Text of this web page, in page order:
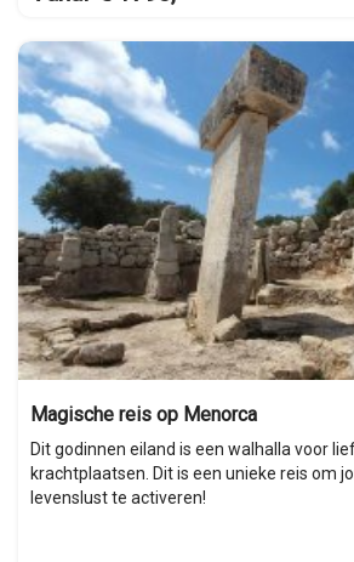
Magische reis op Menorca
Dit godinnen eiland is een walhalla voor
krachtplaatsen. Dit is een unieke reis om
levenslust te activeren!